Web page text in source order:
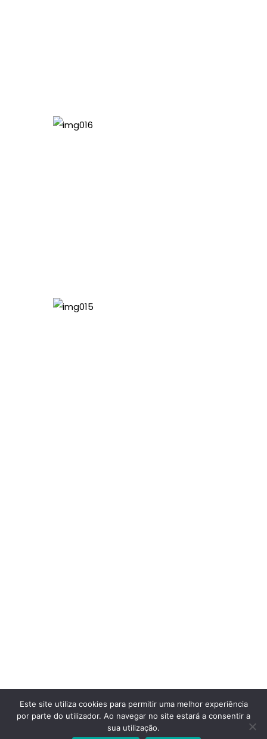
OVAFORMA
Este site utiliza cookies para permitir uma melhor experiência
por parte do utilizador. Ao navegar no site estará a consentir a
sua utilização.